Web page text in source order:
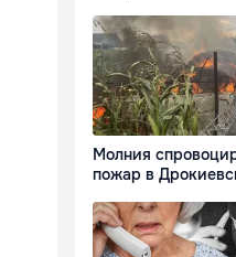
Молния
пожар в